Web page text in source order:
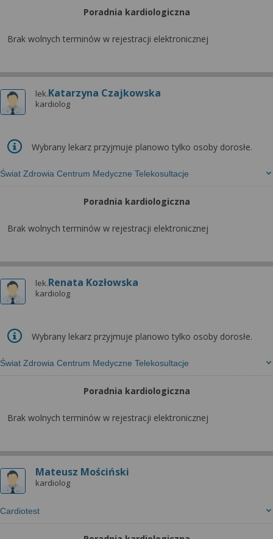
Poradnia kardiologiczna
Brak wolnych terminów w rejestracji elektronicznej
lek.Katarzyna Czajkowska
kardiolog
Świat Zdrowia Centrum Medyczne Telekosultacje
Wybrany lekarz przyjmuje planowo tylko osoby dorosłe.
Poradnia kardiologiczna
Brak wolnych terminów w rejestracji elektronicznej
lek.Renata Kozłowska
kardiolog
Świat Zdrowia Centrum Medyczne Telekosultacje
Wybrany lekarz przyjmuje planowo tylko osoby dorosłe.
Poradnia kardiologiczna
Brak wolnych terminów w rejestracji elektronicznej
Mateusz Mościński
kardiolog
Cardiotest